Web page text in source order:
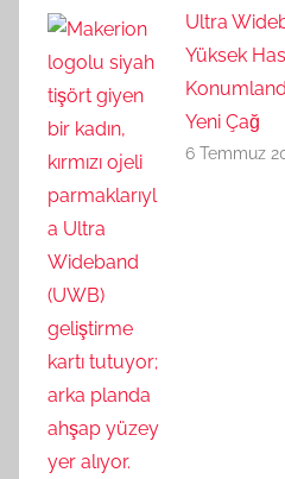
Ultra
Yüksek
Yeni Çağ
6 Temmuz